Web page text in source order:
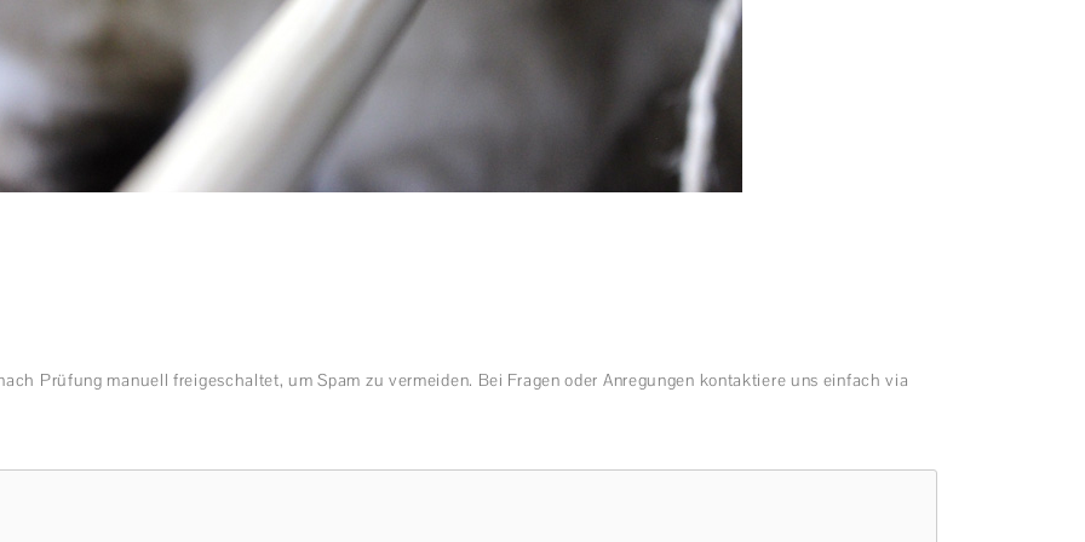
Prüfung manuell freigeschaltet, um Spam zu vermeiden. Bei Fragen oder Anregungen kontaktiere uns einfach via